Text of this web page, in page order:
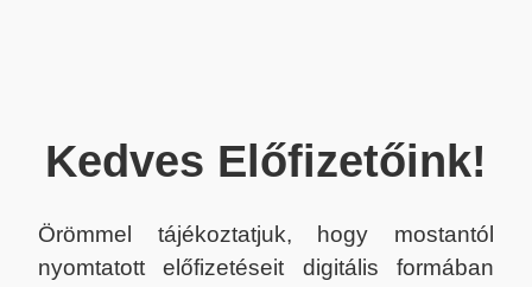
Kedves Előfizetőink!
Örömmel tájékoztatjuk, hogy mostantól
nyomtatott előfizetéseit digitális formában